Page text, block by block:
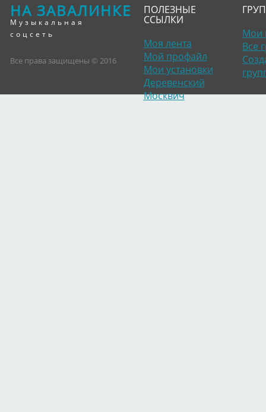
НА ЗАВАЛИНКЕ
Музыкальная
соцсеть
Все права защищены © 2016
ПОЛЕЗНЫЕ
ССЫЛКИ
Моя лента
Мой профайл
Мои установки
Деревенский
Москвич
Мои
Все